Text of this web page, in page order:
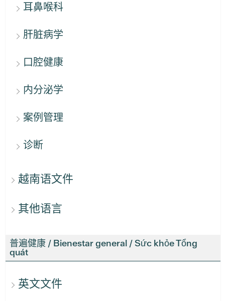
耳鼻喉科
肝脏病学
口腔健康
内分泌学
案例管理
诊断
越南语文件
其他语言
普遍健康 / Bienestar general / Sức khỏe Tổng
quát
英文文件